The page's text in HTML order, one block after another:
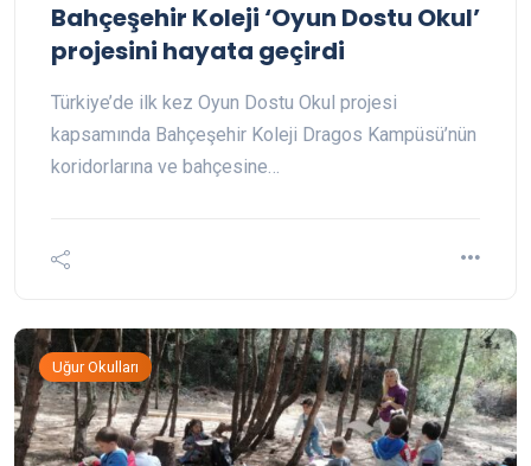
Bahçeşehir Koleji ‘Oyun Dostu Okul’
projesini hayata geçirdi
Türkiye’de ilk kez Oyun Dostu Okul projesi
kapsamında Bahçeşehir Koleji Dragos Kampüsü’nün
koridorlarına ve bahçesine…
Uğur Okulları